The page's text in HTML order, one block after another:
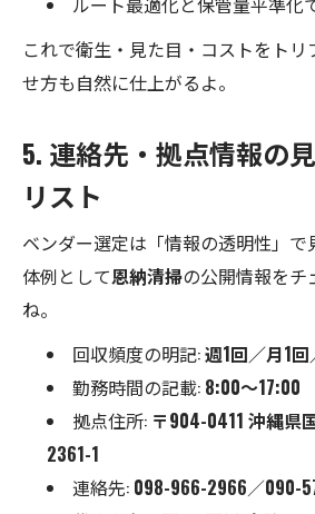
これで衛生・見た目・コストをトリ
せ方も自然に仕上がるよ。
5. 連絡先・拠点情報の
リスト
ベンダー選定は「情報の透明性」
体例として恩納清掃の公開情報をチ
ね。
回収頻度の明記:週1回／月1
勤務時間の記載: 8:00～17:00
拠点住所: 〒904-0411 沖縄県
2361-1
連絡先: 098-966-2966／090-